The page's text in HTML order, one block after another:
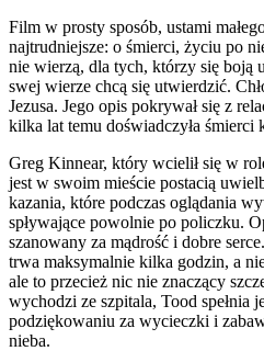
Film w prosty sposób, ustami
najtrudniejsze: o śmierci, życiu po
nie wierzą, dla tych, którzy się boją
swej wierze chcą się utwierdzić.
Jezusa. Jego opis pokrywał się z
kilka lat temu doświadczyła śmierci
Greg Kinnear, który wcielił się w
jest w swoim mieście postacią
kazania, które podczas oglądania
spływające powolnie po policzku.
szanowany za mądrość i dobre
trwa maksymalnie kilka godzin, a
ale to przecież nic nie znaczący
wychodzi ze szpitala, Tood spełnia
podziękowaniu za wycieczki i
nieba.